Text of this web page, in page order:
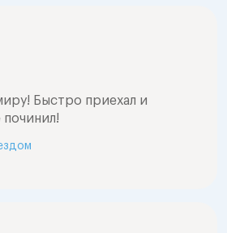
Быстро приехал и